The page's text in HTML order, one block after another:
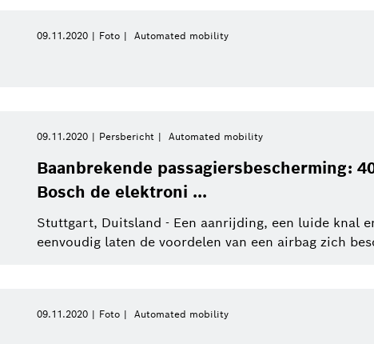
Connected mobility Automated mobility
Energy and Building
Service Solutions
eBike Systems
Sluit filters
Alle filters verwijderen
09.11.2020 Foto Automated mobility
09.11.2020 Persbericht Automated mobility
Baanbrekende passagiersbescherming:
Bosch de elektroni ...
Stuttgart, Duitsland - Een aanrijding, een luide knal
eenvoudig laten de voordelen van een airbag zich
09.11.2020 Foto Automated mobility